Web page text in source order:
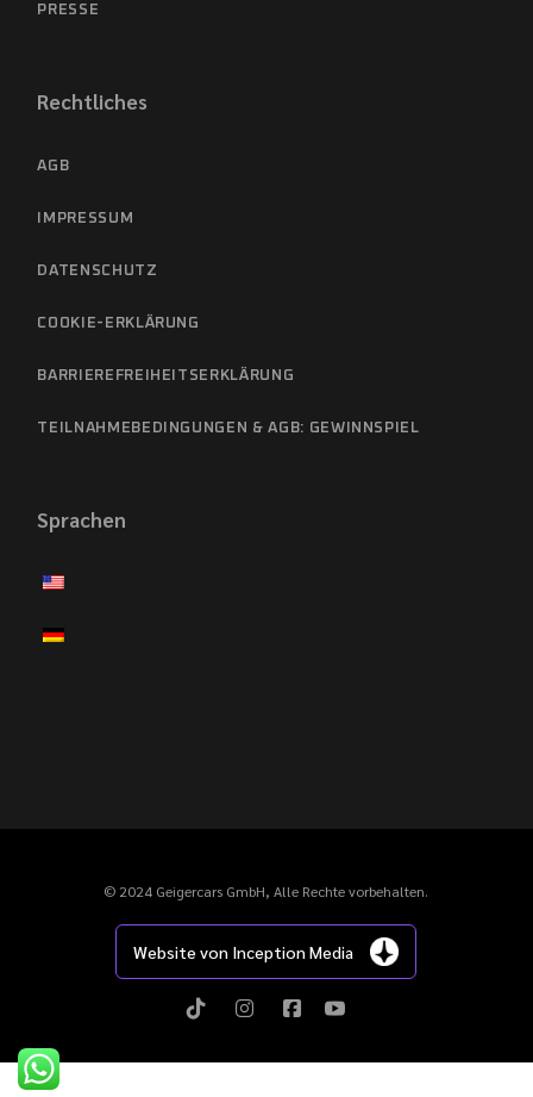
PRESSE
Rechtliches
AGB
IMPRESSUM
DATENSCHUTZ
COOKIE-ERKLÄRUNG
BARRIEREFREIHEITSERKLÄRUNG
TEILNAHMEBEDINGUNGEN & AGB: GEWINNSPIEL
Sprachen
© 2024 Geigercars GmbH, Alle Rechte vorbehalten.
Website von Inception Media